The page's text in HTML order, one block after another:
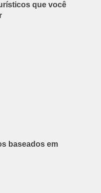
que você
baseados em